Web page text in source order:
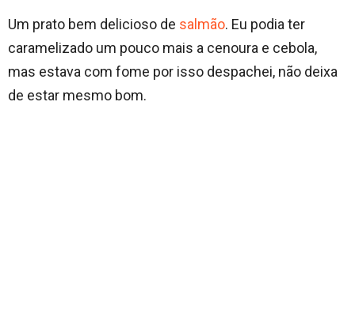
Um prato bem delicioso de salmão. Eu podia ter
caramelizado um pouco mais a cenoura e cebola,
mas estava com fome por isso despachei, não deixa
de estar mesmo bom.